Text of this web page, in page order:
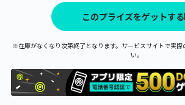
このプライズをゲットする
※在庫がなくなり次第終了となります。サービスサイトで実際
い。